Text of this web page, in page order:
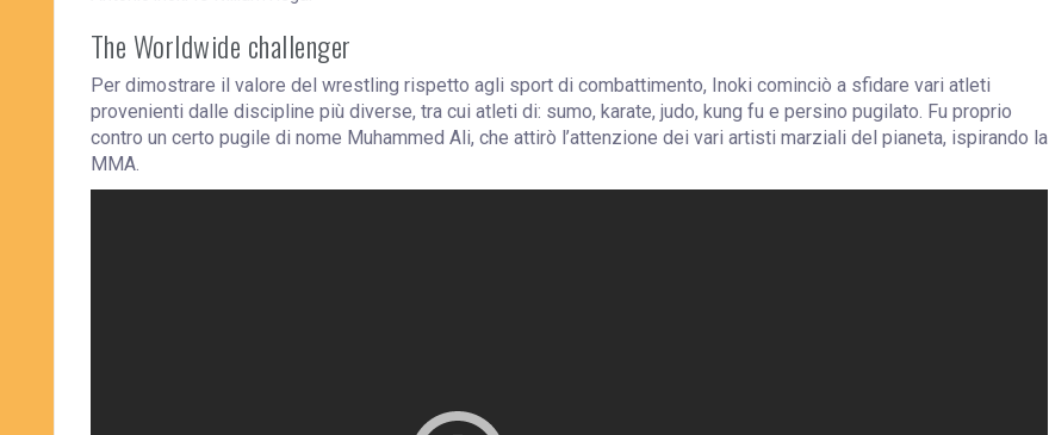
The Worldwide challenger
Per dimostrare il valore del wrestling rispetto agli sport di combattimento, Inoki cominciò a sfidare vari atleti
provenienti dalle discipline più diverse, tra cui atleti di: sumo, karate, judo, kung fu e persino pugilato. Fu proprio
contro un certo pugile di nome Muhammed Ali, che attirò l’attenzione dei vari artisti marziali del pianeta, ispirando la
MMA.